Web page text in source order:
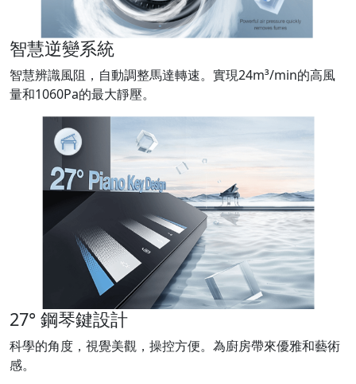
智慧逆變系統
智慧辨識風阻，自動調整馬達轉速。實現24m³/min的高風
量和1060Pa的最大靜壓。
27° 鋼琴鍵設計
科學的角度，視覺美觀，操控方便。為廚房帶來優雅和藝術
感。